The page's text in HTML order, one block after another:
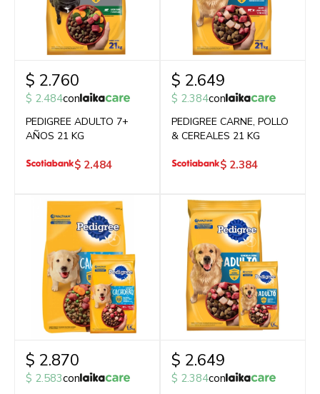
$ 2.760
$ 2.484con
PEDIGREE ADULTO 7+
AÑOS 21 KG
$ 2.484
$ 2.649
$ 2.384con
PEDIGREE CARNE, POLLO
& CEREALES 21 KG
$ 2.384
$ 2.870
$ 2.583con
$ 2.649
$ 2.384con